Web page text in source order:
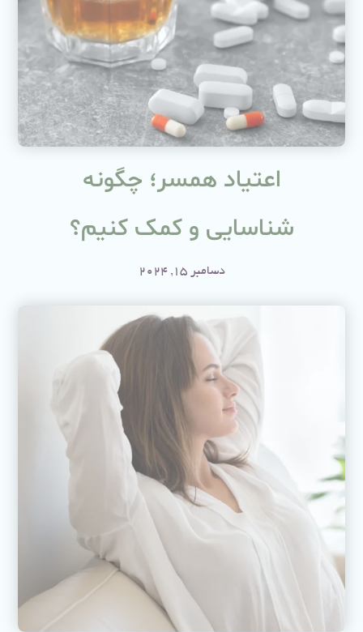
اعتیاد همسر؛ چگونه
شناسایی و کمک کنیم؟
دسامبر 15, 2024